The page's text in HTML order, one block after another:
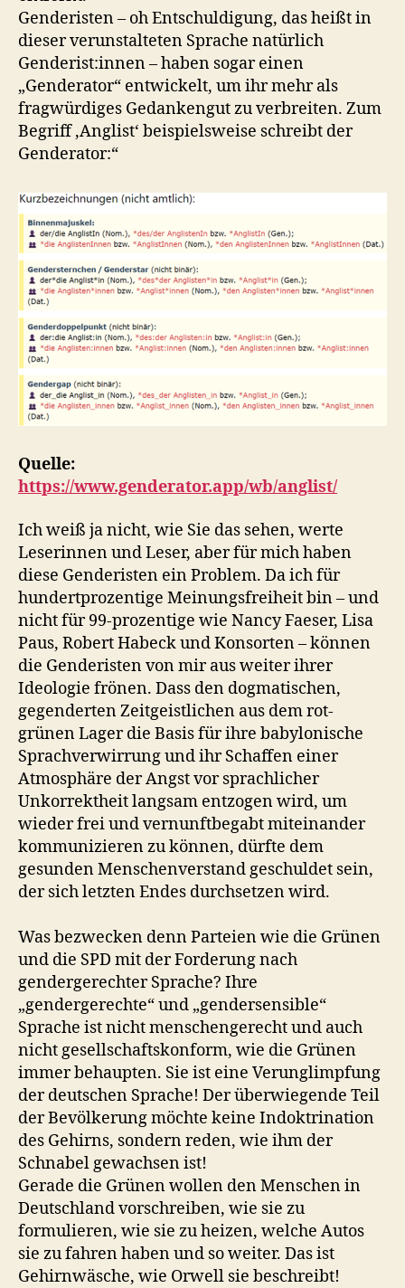
Genderisten – oh Entschuldigung, das heißt in
dieser verunstalteten Sprache natürlich
Genderist:innen – haben sogar einen
„Genderator“ entwickelt, um ihr mehr als
fragwürdiges Gedankengut zu verbreiten. Zum
Begriff ‚Anglist‘ beispielsweise schreibt der
Genderator:“
Quelle:
https://www.genderator.app/wb/anglist/
Ich weiß ja nicht, wie Sie das sehen, werte
Leserinnen und Leser, aber für mich haben
diese Genderisten ein Problem. Da ich für
hundertprozentige Meinungsfreiheit bin – und
nicht für 99-prozentige wie Nancy Faeser, Lisa
Paus, Robert Habeck und Konsorten – können
die Genderisten von mir aus weiter ihrer
Ideologie frönen. Dass den dogmatischen,
gegenderten Zeitgeistlichen aus dem rot-
grünen Lager die Basis für ihre babylonische
Sprachverwirrung und ihr Schaffen einer
Atmosphäre der Angst vor sprachlicher
Unkorrektheit langsam entzogen wird, um
wieder frei und vernunftbegabt miteinander
kommunizieren zu können, dürfte dem
gesunden Menschenverstand geschuldet sein,
der sich letzten Endes durchsetzen wird.
Was bezwecken denn Parteien wie die Grünen
und die SPD mit der Forderung nach
gendergerechter Sprache? Ihre
„gendergerechte“ und „gendersensible“
Sprache ist nicht menschengerecht und auch
nicht gesellschaftskonform, wie die Grünen
immer behaupten. Sie ist eine Verunglimpfung
der deutschen Sprache! Der überwiegende Teil
der Bevölkerung möchte keine Indoktrination
des Gehirns, sondern reden, wie ihm der
Schnabel gewachsen ist!
Gerade die Grünen wollen den Menschen in
Deutschland vorschreiben, wie sie zu
formulieren, wie sie zu heizen, welche Autos
sie zu fahren haben und so weiter. Das ist
Gehirnwäsche, wie Orwell sie beschreibt!